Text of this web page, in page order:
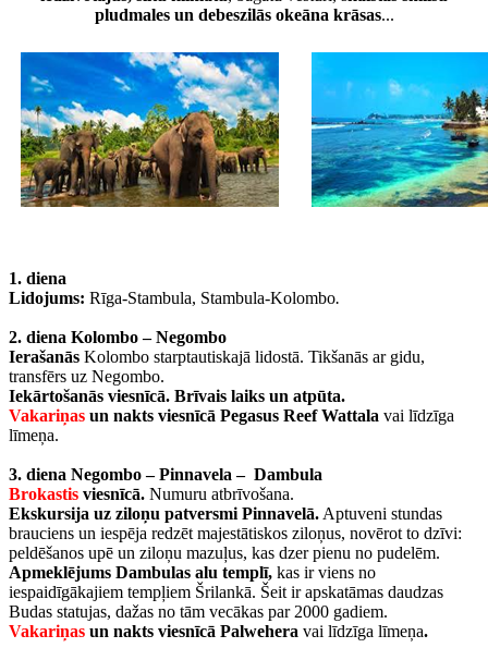
pludmales un debeszilās okeāna krāsas...
1. diena
Lidojums: Rīga-Stambula, Stambula-Kolombo.
2. diena Kolombo – Negombo
Ierašanās Kolombo starptautiskajā lidostā. Tikšanās ar gidu,
transfērs uz Negombo.
Iekārtošanās viesnīcā. Brīvais laiks un atpūta.
Vakariņas un nakts viesnīcā Pegasus Reef Wattala vai līdzīga
līmeņa.
3. diena Negombo – Pinnavela – Dambula
Brokastis viesnīcā. Numuru atbrīvošana.
Ekskursija uz ziloņu patversmi Pinnavelā.Aptuveni stundas
brauciens un iespēja redzēt majestātiskos ziloņus, novērot to dzīvi:
peldēšanos upē un ziloņu mazuļus, kas dzer pienu no pudelēm.
Apmeklējums Dambulas alu templī, kas ir viens no
iespaidīgākajiem tempļiem Šrilankā. Šeit ir apskatāmas daudzas
Budas statujas, dažas no tām vecākas par 2000 gadiem.
Vakariņas un nakts viesnīcā Palwehera vai līdzīga līmeņa.